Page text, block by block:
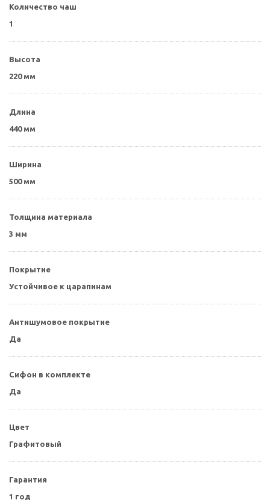
Количество чаш
1
Высота
220 мм
Длина
440 мм
Ширина
500 мм
Толщина материала
3 мм
Покрытие
Устойчивое к царапинам
Антишумовое покрытие
Да
Сифон в комплекте
Да
Цвет
Графитовый
Гарантия
1 год